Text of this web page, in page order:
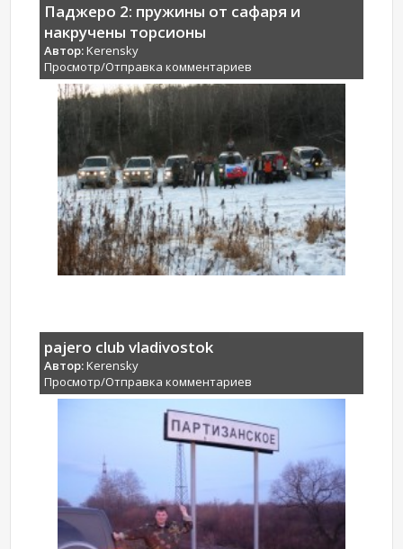
Паджеро 2: пружины от сафаря и
накручены торсионы
Автор:Kerensky
Просмотр/Отправка комментариев
pajero club vladivostok
Автор:Kerensky
Просмотр/Отправка комментариев